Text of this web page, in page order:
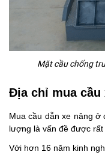
Mặt cầu chống
Địa chỉ mua
Mua cầu dẫn xe nâng ở
lượng là vấn đề được
Với hơn 16 năm kinh